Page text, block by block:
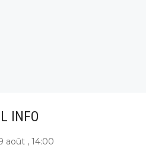
INFO
août , 14:00